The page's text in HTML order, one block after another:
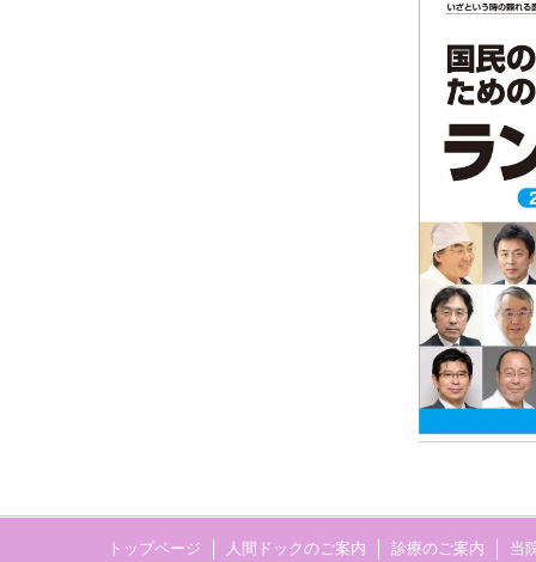
トップページ 人間ドックのご案内 診療のご案内
当